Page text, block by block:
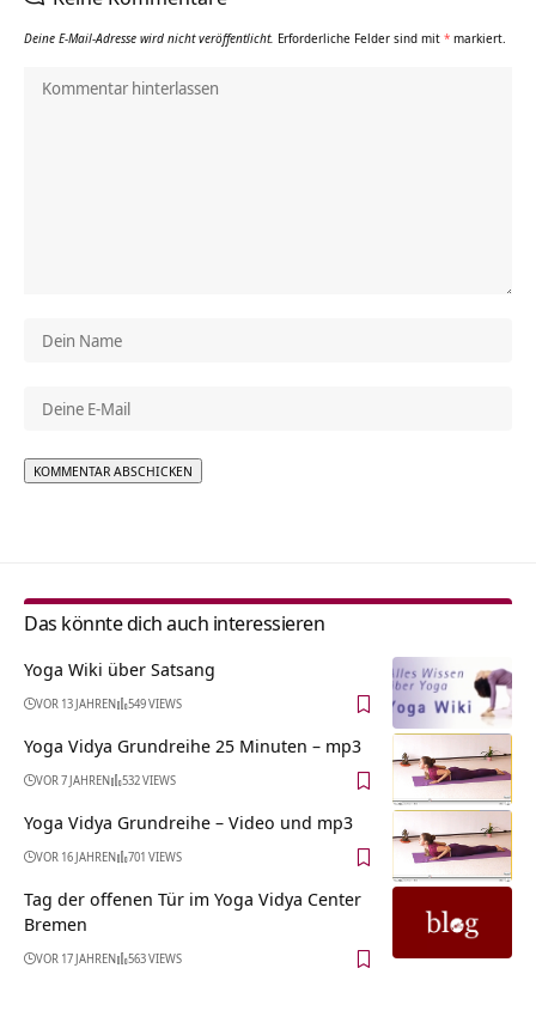
Deine E-Mail-Adresse wird nicht veröffentlicht. Erforderliche Felder sind mit * markiert.
Das könnte dich auch interessieren
Yoga Wiki über Satsang
VOR 13 JAHREN 549 VIEWS
Yoga Vidya Grundreihe 25 Minuten – mp3
VOR 7 JAHREN 532 VIEWS
Yoga Vidya Grundreihe – Video und mp3
VOR 16 JAHREN 701 VIEWS
Tag der offenen Tür im Yoga Vidya Center
Bremen
VOR 17 JAHREN 563 VIEWS